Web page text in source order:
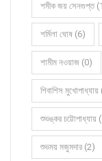
শমীক জয় সেনগুপ্ত
শর্মিলা ঘোষ (6)
শামীম নওয়াজ (0)
শিবাশিস
শুভঙ্কর চট্টোপাধ্যায়
শুভময় মজুমদার (2)